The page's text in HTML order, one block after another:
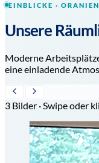
EINBLICKE ·
Unsere
Moderne
eine einladende
3 Bilder · Swipe oder